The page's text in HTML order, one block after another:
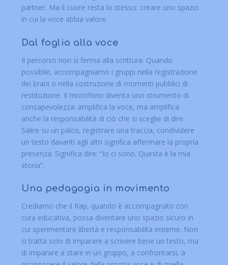
partner. Ma il cuore resta lo stesso: creare uno spazio
in cui la voce abbia valore.
Dal foglio alla voce
Il percorso non si ferma alla scrittura. Quando
possibile, accompagniamo i gruppi nella registrazione
dei brani o nella costruzione di momenti pubblici di
restituzione. Il microfono diventa uno strumento di
consapevolezza: amplifica la voce, ma amplifica
anche la responsabilità di ciò che si sceglie di dire.
Salire su un palco, registrare una traccia, condividere
un testo davanti agli altri significa affermare la propria
presenza. Significa dire: “Io ci sono. Questa è la mia
storia”.
Una pedagogia in movimento
Crediamo che il Rap, quando è accompagnato con
cura educativa, possa diventare uno spazio sicuro in
cui sperimentare libertà e responsabilità insieme. Non
si tratta solo di imparare a scrivere bene un testo, ma
di imparare a stare in un gruppo, a confrontarsi, a